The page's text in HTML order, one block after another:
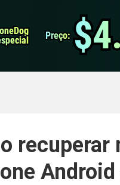
Preço:
Preço:
recuperar